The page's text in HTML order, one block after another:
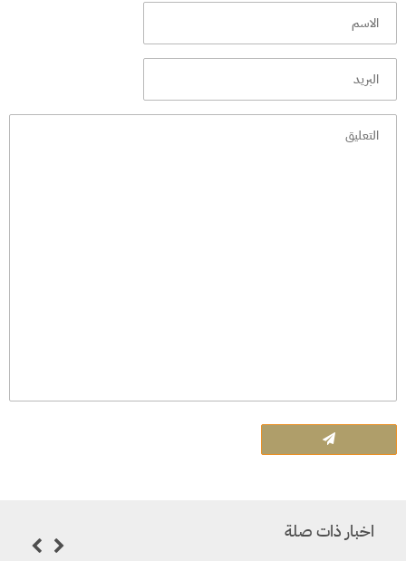
اخبار ذات صلة